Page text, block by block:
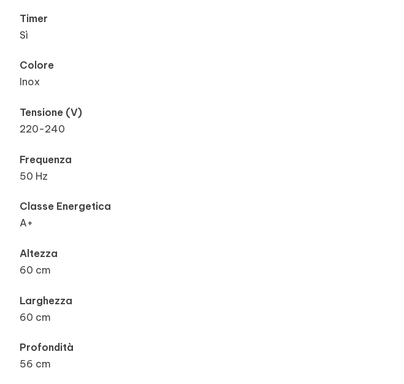
Timer
Sì
Colore
Inox
Tensione (V)
220-240
Frequenza
50 Hz
Classe Energetica
A+
Altezza
60 cm
Larghezza
60 cm
Profondità
56 cm